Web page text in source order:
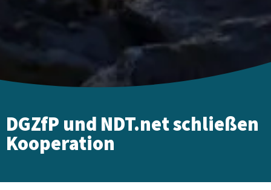
DGZfP und NDT.net schließen
Kooperation